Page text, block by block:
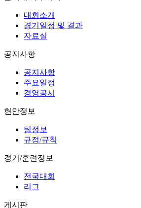
대회소개
경기일정 및 결과
자료실
공지사항
공지사항
주요일정
경영공시
현안정보
팀정보
규정/규칙
경기/훈련정보
전국대회
리그
게시판